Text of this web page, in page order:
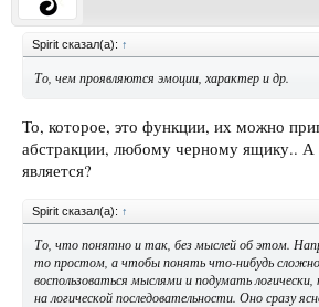
Spirit сказал(а): ↑
То, чем проявляются эмоции, характер и др.
То, которое, это функции, их можно
абстракции, любому черному ящику.. А
является?
Spirit сказал(а): ↑
То, что понятно и так, без мыслей об этом.
то простом, а чтобы понять что-нибудь
воспользоваться мыслями и подумать логически,
на логической последовательности. Оно сразу